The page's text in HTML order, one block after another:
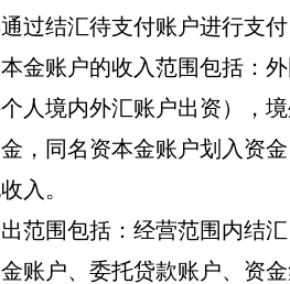
过结汇待支付账户进行支付
金账户的收入范围包括：
人境内外汇账户出资），
，同名资本金账户划入资
入。
范围包括：经营范围内结
账户、委托贷款账户、资